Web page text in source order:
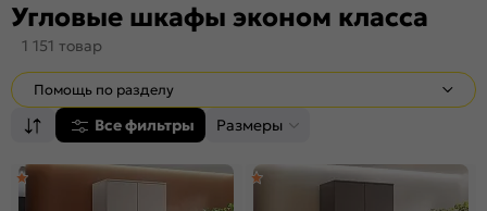
Угловые шкафы эконом класса
1 151 товар
Помощь по разделу
Все фильтры Размеры